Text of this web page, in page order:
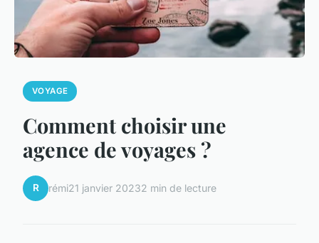
VOYAGE
Comment choisir une
agence de voyages ?
R rémi21 janvier 20232 min de lecture